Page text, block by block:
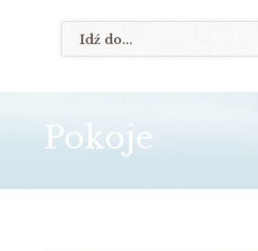
Pokoje